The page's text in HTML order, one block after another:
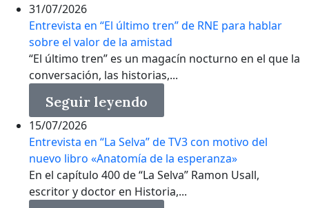
31/07/2026
Entrevista en “El último tren” de RNE para hablar
sobre el valor de la amistad
“El último tren” es un magacín nocturno en el que la
conversación, las historias,...
Seguir leyendo
15/07/2026
Entrevista en “La Selva” de TV3 con motivo del
nuevo libro «Anatomía de la esperanza»
En el capítulo 400 de “La Selva” Ramon Usall,
escritor y doctor en Historia,...